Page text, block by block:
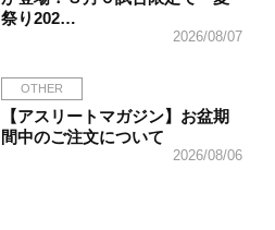
祭り202…
2026/08/07
OTHER
【アスリートマガジン】お盆期
間中のご注文について
2026/08/06